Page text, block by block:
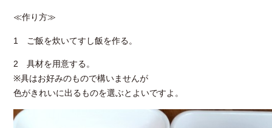
≪作り方≫
1 ご飯を炊いてすし飯を作る。
2 具材を用意する。
※具はお好みのもので構いませんが
色がきれいに出るものを選ぶとよいですよ。